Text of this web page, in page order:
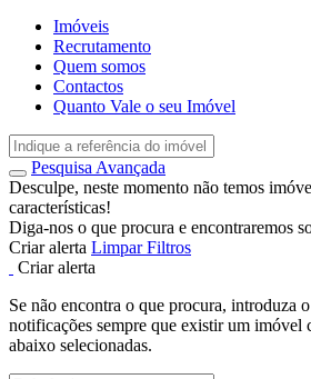
Imóveis
Recrutamento
Quem somos
Contactos
Quanto Vale o seu Imóvel
Pesquisa Avançada
Desculpe, neste momento não temos
características!
Diga-nos o que procura e encontraremos
Criar alerta Limpar Filtros
Criar alerta
Se não encontra o que procura, introduza
notificações sempre que existir um imóvel
abaixo selecionadas.